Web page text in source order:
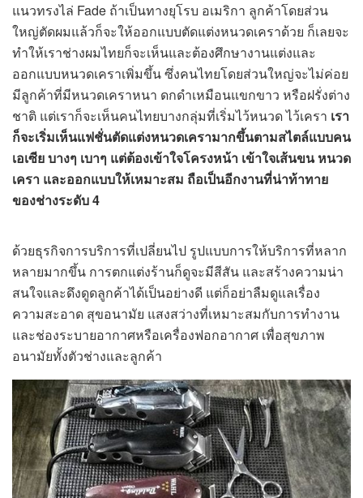
แนวทรงไล่ Fade ถ้าเป็นทางยุโรบ อเมริกา ลูกค้าโดยส่วน
ใหญ่ตัดผมแล้วก็จะให้ออกแบบตัดแต่งหนวดเคราด้วย ก็เลยจะ
ทำให้เราช่างผมไทยก็จะเห็นและต้องศึกษางานแต่งและ
ออกแบบหนวดเคราเพิ่มขึ้น ซึ่งคนไทยโดยส่วนใหญ่จะไม่ค่อย
มีลูกค้าที่มีหนวดเคราหนา ดกดำเหมือนแขกขาว หรือฝรั่งต่าง
ชาติ แต่เราก็จะเห็นคนไทยบางกลุ่มที่เริ่มไว้หนวด ไว้เครา เรา
ก็จะเริ่มเห็นแฟชั่นตัดแต่งหนวดเครามากขึ้นตามสไตล์แบบคน
เอเซีย บางๆ เบาๆ แต่ต้องเข้าใจโครงหน้า เข้าใจเส้นขน หนวด
เครา และออกแบบให้เหมาะสม ถือเป็นอีกงานที่น่าท้าทาย
ของช่างระดับ4
ด้วยธุรกิจการบริการที่เปลี่ยนไป รูปแบบการให้บริการที่หลาก
หลายมากขึ้น การตกแต่งร้านก็ดูจะมีสีสัน และสร้างความน่า
สนใจและดึงดูดลูกค้าได้เป็นอย่างดี แต่ก็อย่าลืมดูแลเรื่อง
ความสะอาด สุขอนามัย แสงสว่างที่เหมาะสมกับการทำงาน
และช่องระบายอากาศหรือเครื่องฟอกอากาศ เพื่อสุขภาพ
อนามัยทั้งตัวช่างและลูกค้า